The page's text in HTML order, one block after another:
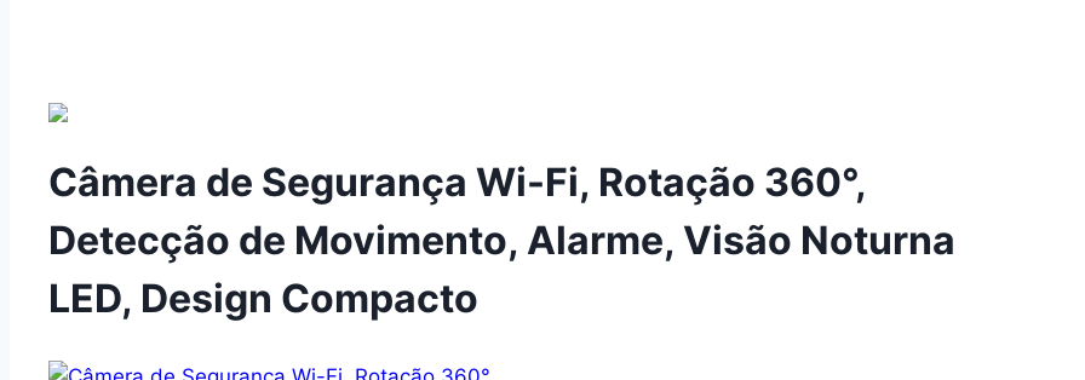
Câmera de Segurança Wi-Fi, Rotação 360°,
Detecção de Movimento, Alarme, Visão Noturna
LED, Design Compacto